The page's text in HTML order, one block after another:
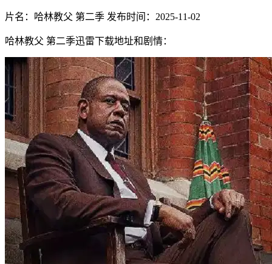
片名：哈林教父 第二季 发布时间：2025-11-02
哈林教父 第二季迅雷下载地址和剧情：